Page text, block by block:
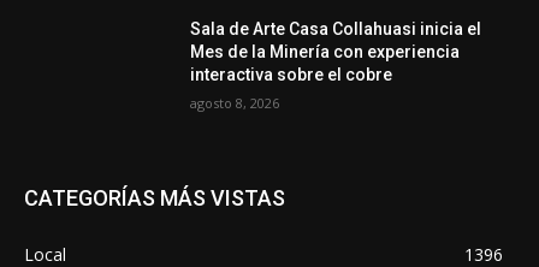
Sala de Arte Casa Collahuasi inicia el
Mes de la Minería con experiencia
interactiva sobre el cobre
agosto 8, 2026
CATEGORÍAS MÁS VISTAS
Local
1396